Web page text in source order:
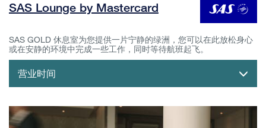
SAS Lounge by Mastercard
SAS GOLD 休息室为您提供一片宁静的绿洲，您可以在此放松身心
或在安静的环境中完成一些工作，同时等待航班起飞。
营业时间